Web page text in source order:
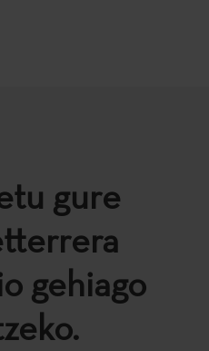
gure
gehiago